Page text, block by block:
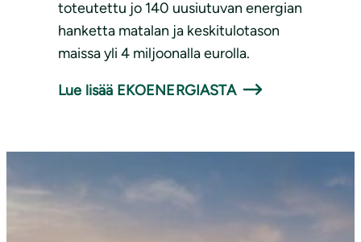
toteutettu jo 140 uusiutuvan energian
hanketta matalan ja keskitulotason
maissa yli 4 miljoonalla eurolla.
Lue lisää EKOENERGIASTA